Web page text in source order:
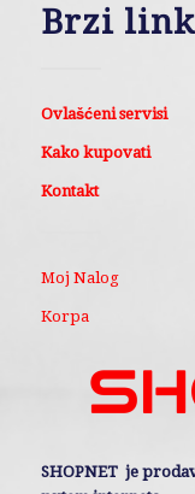
Brzi
Ovlašćeni servisi
Kako kupovati
Kontakt
Moj Nalog
Korpa
SHOPNET je